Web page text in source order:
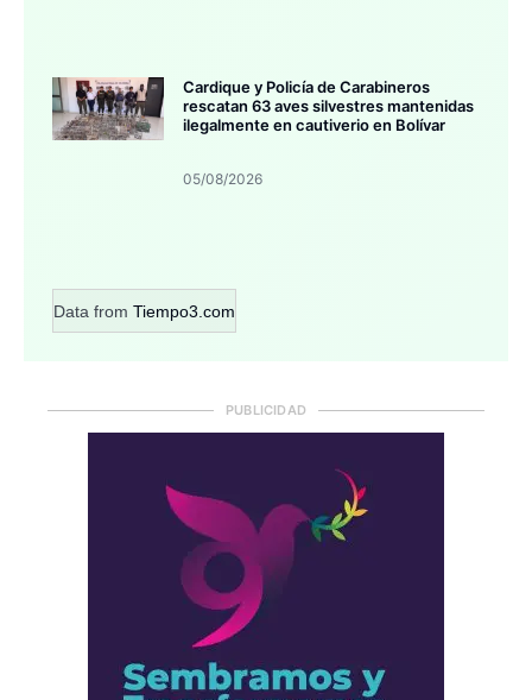
Cardique y Policía de Carabineros
rescatan 63 aves silvestres mantenidas
ilegalmente en cautiverio en Bolívar
05/08/2026
Data from Tiempo3.com
PUBLICIDAD